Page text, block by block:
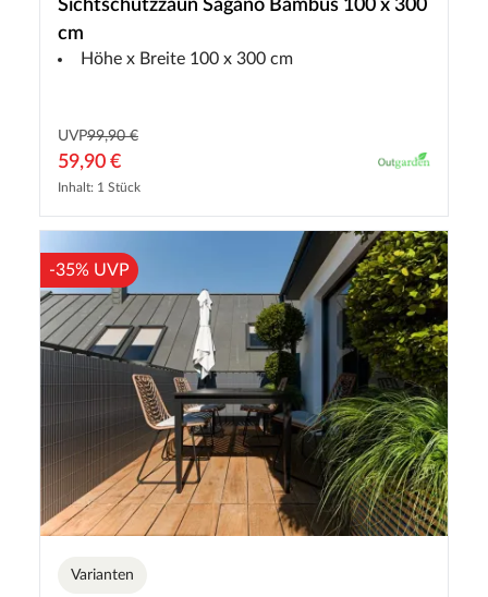
Sichtschutzzaun Sagano Bambus 100 x 300
cm
Höhe x Breite 100 x 300 cm
UVP99,90 €
59,90 €
Inhalt: 1 Stück
-35% UVP
Varianten